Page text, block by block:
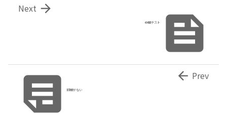

中間テスト

Next
時間がない
 Prev